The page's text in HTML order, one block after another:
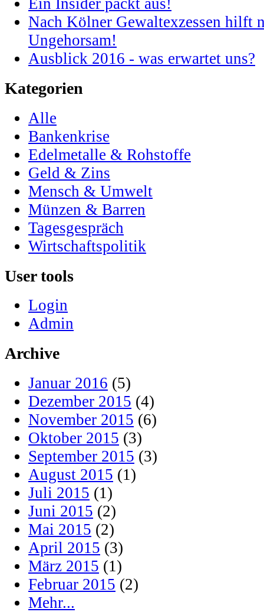
Ein Insider packt aus!
Nach Kölner Gewaltexzessen hilft
Ungehorsam!
Ausblick 2016 - was erwartet uns?
Kategorien
Alle
Bankenkrise
Edelmetalle & Rohstoffe
Geld & Zins
Mensch & Umwelt
Münzen & Barren
Tagesgespräch
Wirtschaftspolitik
User tools
Login
Admin
Archive
Januar 2016 (5)
Dezember 2015 (4)
November 2015 (6)
Oktober 2015 (3)
September 2015 (3)
August 2015 (1)
Juli 2015 (1)
Juni 2015 (2)
Mai 2015 (2)
April 2015 (3)
März 2015 (1)
Februar 2015 (2)
Mehr...